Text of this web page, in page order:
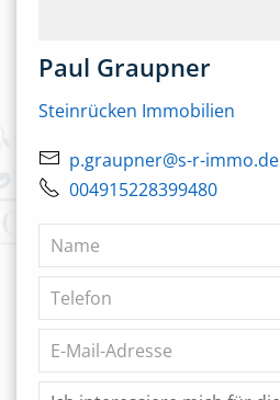
Paul Graupner
Steinrücken Immobilien
p.graupner@s-r-immo.de
004915228399480